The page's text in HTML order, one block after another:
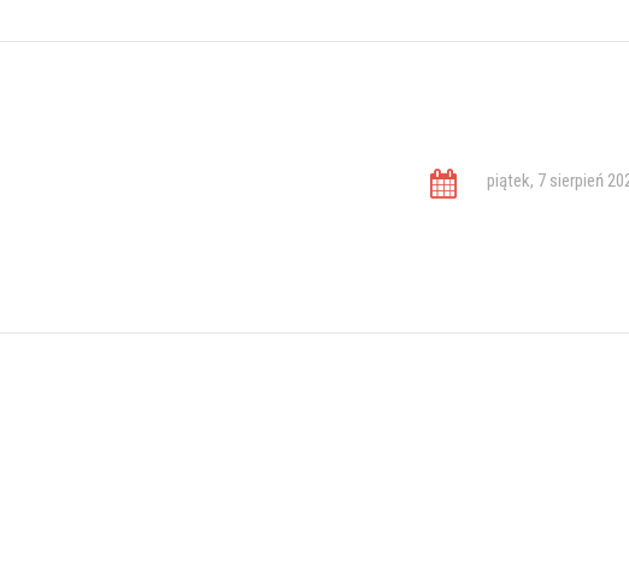
piątek, 7 sierpień